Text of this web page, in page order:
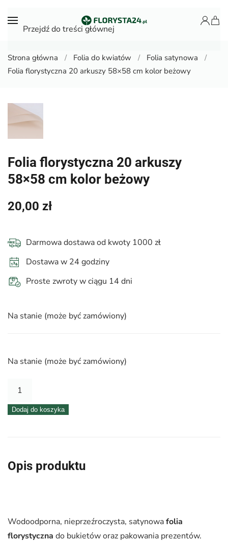
Przejdź do treści głównej
Strona główna Folia do kwiatów
Folia satynowa
Folia florystyczna 20 arkuszy 58×58 cm kolor beżowy
Folia florystyczna 20 arkuszy
58×58 cm kolor beżowy
20,00 zł
Darmowa dostawa od kwoty 1000 zł
Dostawa w 24 godziny
Proste zwroty w ciągu 14 dni
Na stanie (może być zamówiony)
Na stanie (może być zamówiony)
ilość
florystyczna
cm
Dodaj do koszyka
Opis produktu
Wodoodporna, nieprzeźroczysta, satynowafolia
florystyczna do bukietów oraz pakowania prezentów.